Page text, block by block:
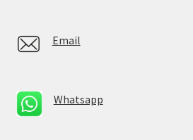
Email
Whatsapp